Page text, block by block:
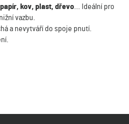
kov, plast, dřevo ... Ideální pro
vazbu.
a nevytváří do spoje pnutí.